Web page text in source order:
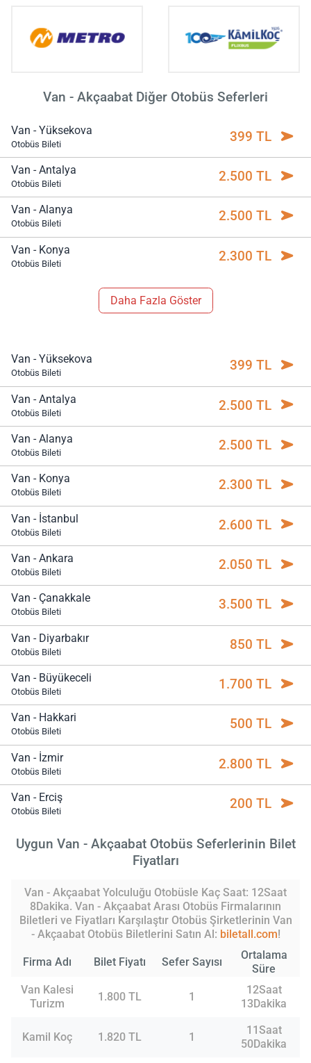
Van - Akçaabat Diğer Otobüs Seferleri
Van - Yüksekova
Otobüs Bileti 399 TL
Van - Antalya
Otobüs Bileti 2.500 TL
Van - Alanya
Otobüs Bileti 2.500 TL
Van - Konya
Otobüs Bileti 2.300 TL
Daha Fazla Göster
Van - Yüksekova
Otobüs Bileti 399 TL
Van - Antalya
Otobüs Bileti 2.500 TL
Van - Alanya
Otobüs Bileti 2.500 TL
Van - Konya
Otobüs Bileti 2.300 TL
Van - İstanbul
Otobüs Bileti 2.600 TL
Van - Ankara
Otobüs Bileti 2.050 TL
Van - Çanakkale
Otobüs Bileti 3.500 TL
Van - Diyarbakır
Otobüs Bileti 850 TL
Van - Büyükeceli
Otobüs Bileti 1.700 TL
Van - Hakkari
Otobüs Bileti 500 TL
Van - İzmir
Otobüs Bileti 2.800 TL
Van - Erciş
Otobüs Bileti 200 TL
Uygun Van - Akçaabat Otobüs Seferlerinin Bilet
Fiyatları
Van - Akçaabat Yolculuğu Otobüsle Kaç Saat: 12Saat
8Dakika. Van - Akçaabat Arası Otobüs Firmalarının
Biletleri ve Fiyatları Karşılaştır Otobüs Şirketlerinin Van
- Akçaabat Otobüs Biletlerini Satın Al: biletall.com!
Firma Adı Bilet Fiyatı Sefer Sayısı
Ortalama
Süre
Van Kalesi
Turizm
1.800 TL 1
12Saat
13Dakika
Kamil Koç 1.820 TL 1
11Saat
50Dakika